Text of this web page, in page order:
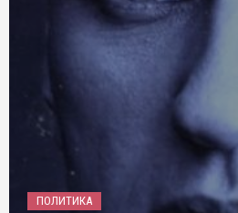
ПОЛИТИКА